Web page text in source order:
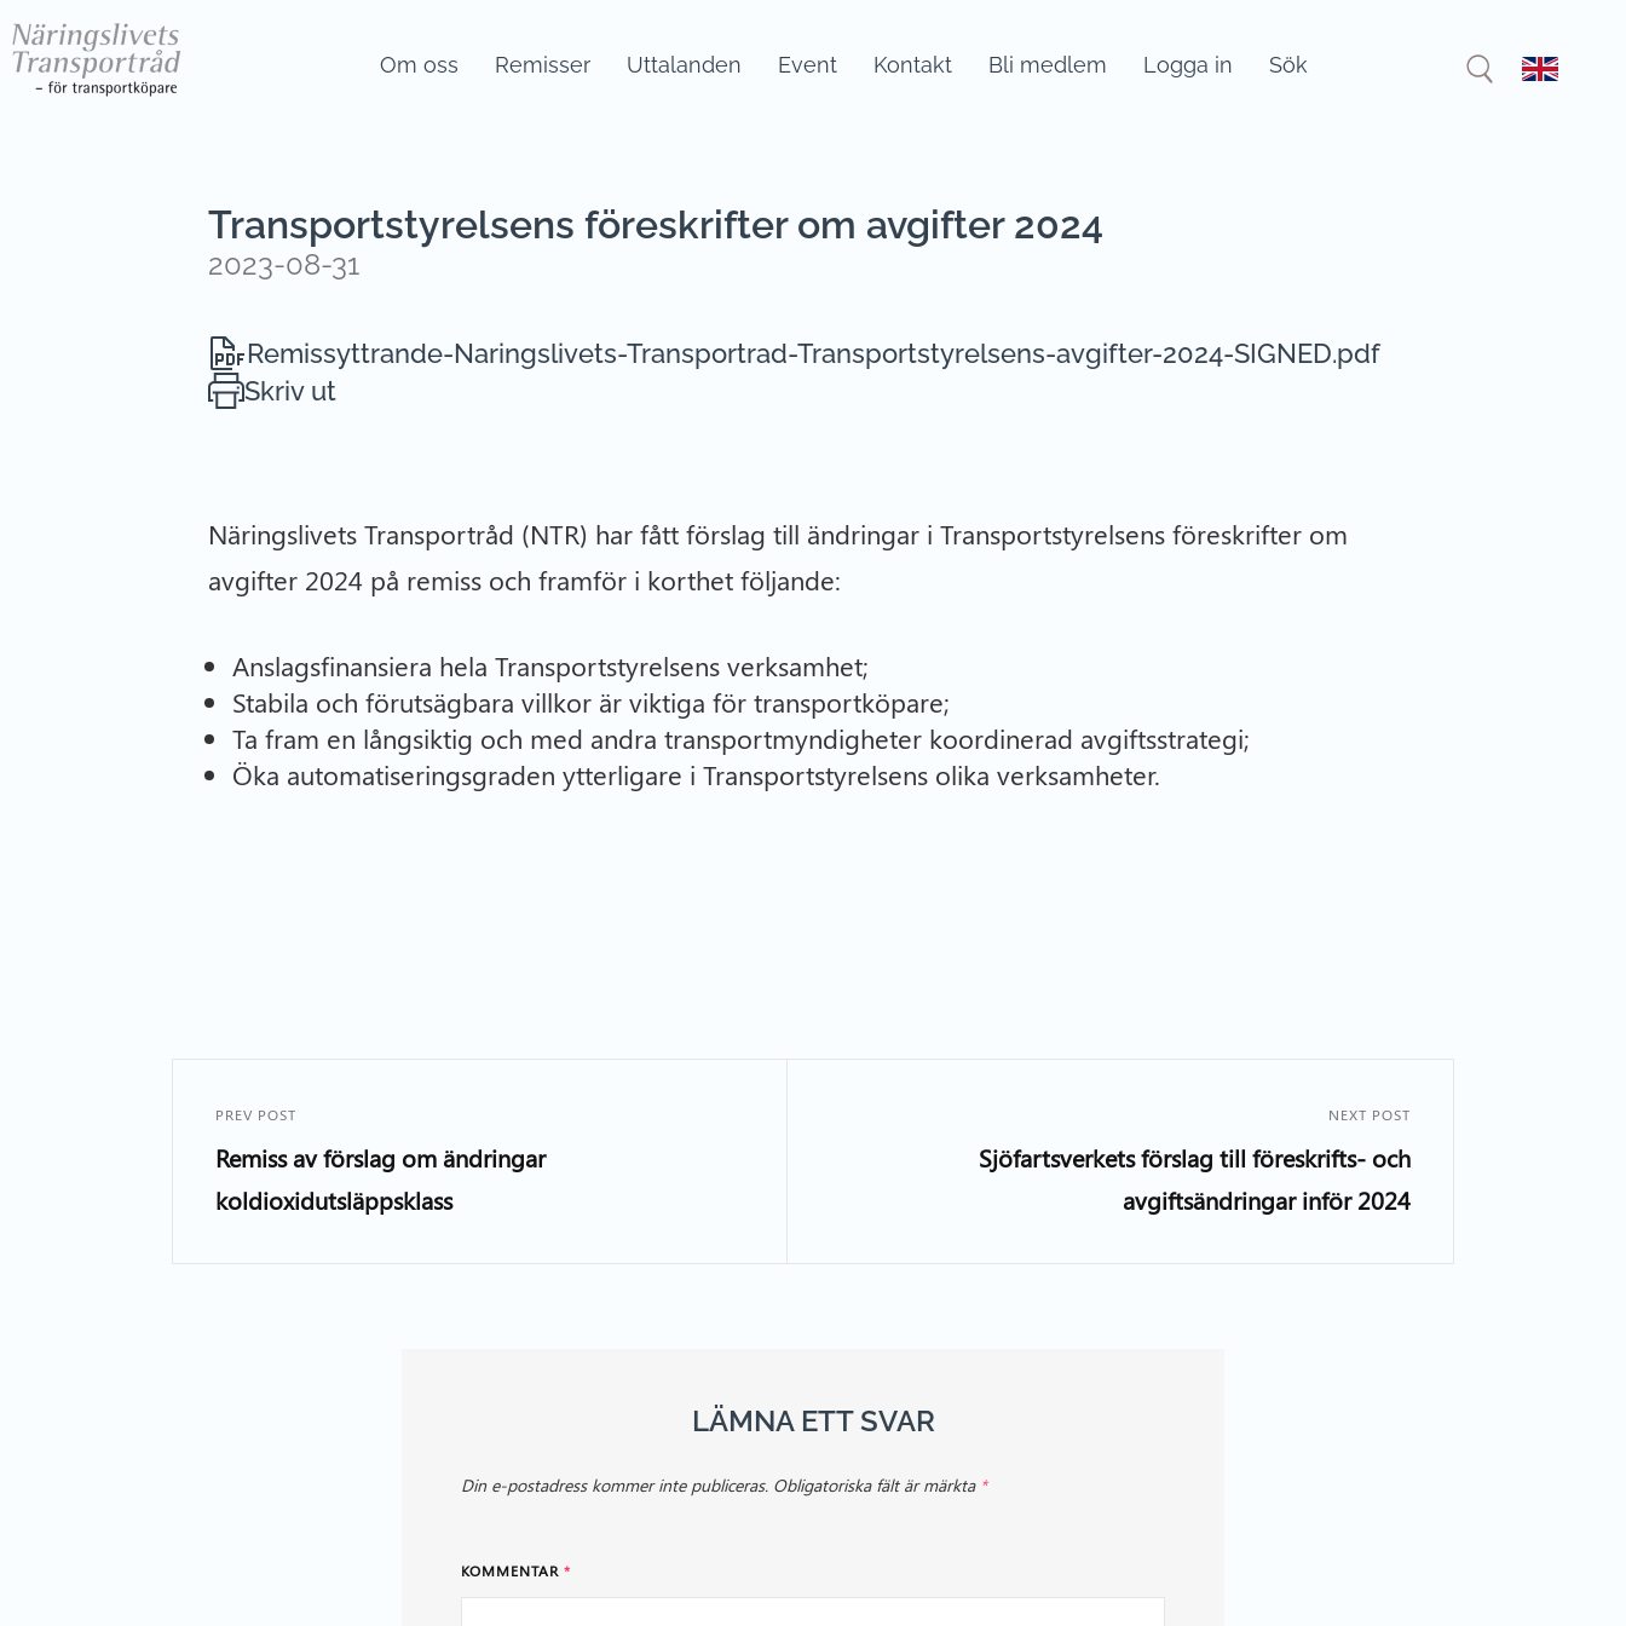
Om oss Remisser Uttalanden Event Kontakt Bli medlem Logga in Sök
Transportstyrelsens föreskrifter om avgifter 2024
2023-08-31
Remissyttrande-Naringslivets-Transportrad-Transportstyrelsens-avgifter-2024-SIGNED.pdf
Skriv ut
Näringslivets Transportråd (NTR) har fått förslag till ändringar i Transportstyrelsens föreskrifter om
avgifter 2024 på remiss och framför i korthet följande:
Anslagsfinansiera hela Transportstyrelsens verksamhet;
Stabila och förutsägbara villkor är viktiga för transportköpare;
Ta fram en långsiktig och med andra transportmyndigheter koordinerad avgiftsstrategi;
Öka automatiseringsgraden ytterligare i Transportstyrelsens olika verksamheter.
PREV POST
Remiss av förslag om ändringar
koldioxidutsläppsklass
NEXT POST
Sjöfartsverkets förslag till föreskrifts- och
avgiftsändringar inför 2024
LÄMNA ETT SVAR
Din e-postadress kommer inte publiceras. Obligatoriska fält är märkta *
KOMMENTAR *